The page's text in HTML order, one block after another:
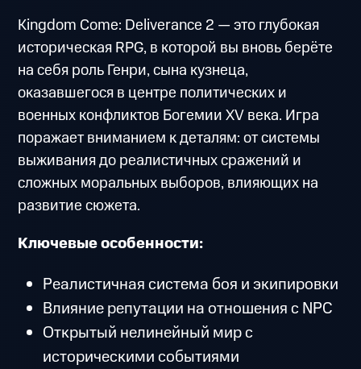
Kingdom Come: Deliverance 2 — это глубокая
историческая RPG, в которой вы вновь берёте
на себя роль Генри, сына кузнеца,
оказавшегося в центре политических и
военных конфликтов Богемии XV века. Игра
поражает вниманием к деталям: от системы
выживания до реалистичных сражений и
сложных моральных выборов, влияющих на
развитие сюжета.
Ключевые особенности:
Реалистичная система боя и экипировки
Влияние репутации на отношения с NPC
Открытый нелинейный мир с
историческими событиями